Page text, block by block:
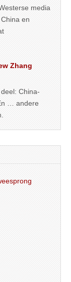
media
en
Zhang
China-
… andere
tweesprong